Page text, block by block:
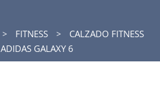
FITNESS
CALZADO FITNESS
ADIDAS GALAXY 6